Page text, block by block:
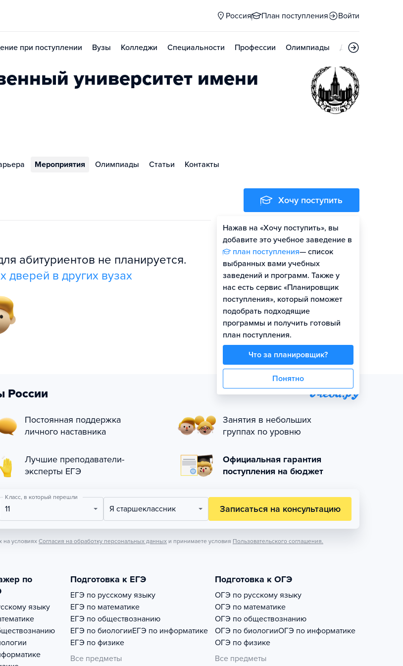
Россия План поступления Войти
при поступлении Вузы Колледжи Специальности Профессии Олимпиады Дни открытых
университет имени
Мероприятия Олимпиады Статьи Контакты
абитуриентов не планируется.
дверей в других вузах
Хочу поступить
Нажав на «Хочу поступить», вы
добавите это учебное заведение в
план поступления— список
выбранных вами учебных
заведений и программ. Также у
нас есть сервис «Планировщик
поступления», который поможет
подобрать подходящие
программы и получить готовый
план поступления.
Что за планировщик?
Понятно
Оценить шансы
России
Постоянная поддержка
личного наставника
Занятия в небольших
группах по уровню
Лучшие преподаватели-
эксперты ЕГЭ
Официальная гарантия
поступления на бюджет
Класс, в который перешли
11 Я старшеклассник Записаться на консультацию
на условиях Согласия на обработку персональных данных и принимаете условия Пользовательского соглашения.
по
языку
Подготовка к ЕГЭ
ЕГЭ по русскому языку
ЕГЭ по математике
ЕГЭ по обществознанию
ЕГЭ по биологииЕГЭ по информатике
ЕГЭ по физике
Все предметы
Подготовка к ОГЭ
ОГЭ по русскому языку
ОГЭ по математике
ОГЭ по обществознанию
ОГЭ по биологииОГЭ по информатике
ОГЭ по физике
Все предметы